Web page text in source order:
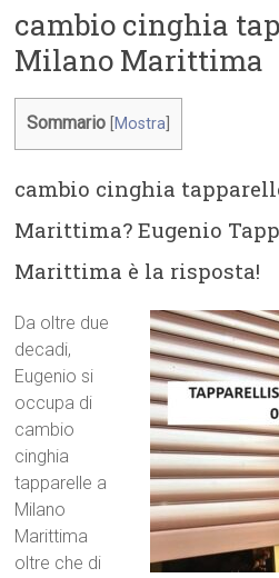
cambio cinghia
Milano Marittima
Sommario Mostra
cambio cinghia
Marittima? Eugenio
Marittima è la risposta!
Da oltre due
decadi,
Eugenio si
occupa di
cambio
cinghia
tapparelle a
Milano
Marittima
oltre che di